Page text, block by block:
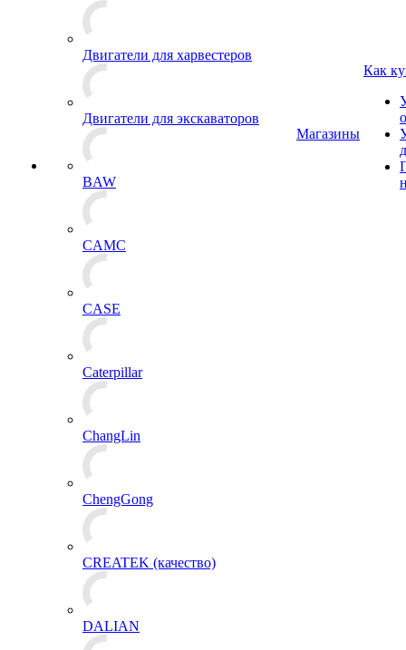
Двигатели для харвестеров
Двигатели для экскаваторов
BAW
CAMC
CASE
Caterpillar
ChangLin
ChengGong
CREATEK (качество)
DALIAN
Магазины
Как